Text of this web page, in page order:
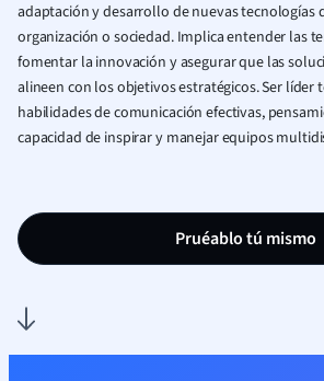
adaptación y desarrollo de nuevas tecnologías
organización o sociedad. Implica entender las
fomentar la innovación y asegurar que las
alineen con los objetivos estratégicos. Ser líder
habilidades de comunicación efectivas,
capacidad de inspirar y manejar equipos
Pruéablo tú mismo